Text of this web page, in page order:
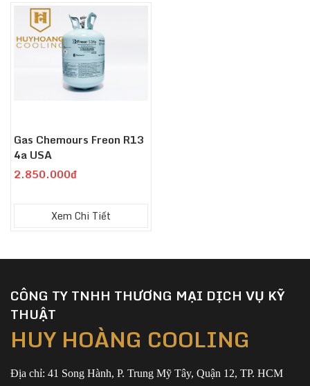
Gas Chemours Freon R13
4a USA
2.850.000đ
Xem Chi Tiết
CÔNG TY TNHH THƯƠNG MẠI DỊCH VỤ KỸ
THUẬT
HUY HOÀNG COOLING
Địa chỉ: 41 Song Hành, P. Trung Mỹ Tây, Quận 12, TP. HCM